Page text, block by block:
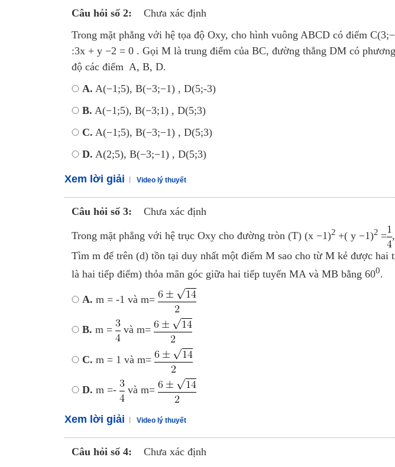
Câu hỏi số 2:
Chưa xác định
Trong mặt phẳng với hệ tọa độ Oxy, cho hình vuông ABCD có điểm
:3x + y −2 = 0 . Gọi M là trung điểm của BC, đường thẳng DM có
độ các điểm A, B, D.
A. A(−1;5), B(−3;−1) , D(5;-3)
B. A(−1;5), B(−3;1) , D(5;3)
C. A(−1;5), B(−3;−1) , D(5;3)
D. A(2;5), B(−3;−1) , D(5;3)
Xem lời giải Video lý thuyết
Câu hỏi số 3: Chưa xác định
Trong mặt phẳng với hệ trục Oxy cho đường tròn (T) (x −1)2 +( y −1)2 =
Tìm m để trên (d) tồn tại duy nhất một điểm M sao cho từ M kẻ được
là hai tiếp điểm) thỏa mãn góc giữa hai tiếp tuyến MA và MB bằng 600.
A. m = -1 và m=
B. m = và m=
C. m = 1 và m=
D. m =- và m=
Xem lời giải Video lý thuyết
Câu hỏi số 4: Chưa xác định